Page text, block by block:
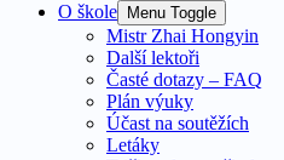
O škole
Menu Toggle
Mistr Zhai Hongyin
Další lektoři
Časté dotazy – FAQ
Plán výuky
Účast na soutěžích
Letáky